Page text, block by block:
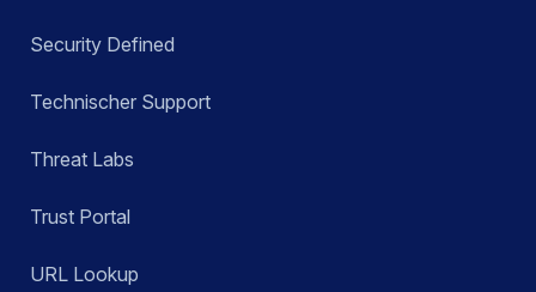
Security Defined
Technischer Support
Threat Labs
Trust Portal
URL Lookup